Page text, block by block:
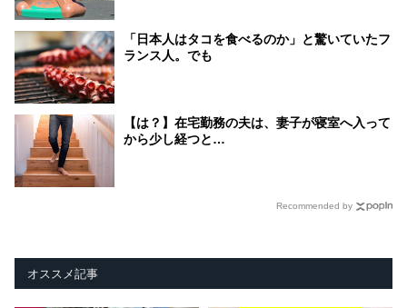
「日本人はタコを食べるのか」と驚いていたフ
ランス人。でも
【は？】在宅勤務の夫は、妻子が寝室へ入って
から少し経つと…
Recommended by
オススメ記事